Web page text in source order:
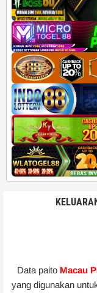
Data paito Macau
yang digunakan